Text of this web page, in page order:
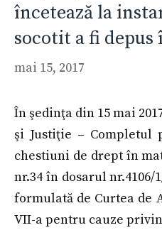
încetează la
socotit a fi depus
mai 15, 2017
În şedinţa din 15 mai
şi Justiţie – Completul
chestiuni de drept în
nr.34 în dosarul nr.4106/
formulată de Curtea de
VII-a pentru cauze